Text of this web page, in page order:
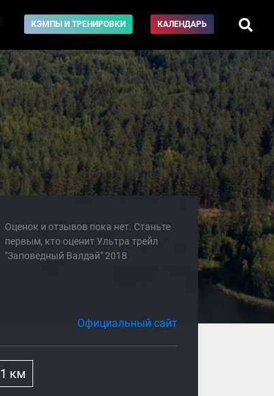
КЭМПЫ И ТРЕНИРОВКИ КАЛЕНДАРЬ
Оценок и отзывов пока нет. Станьте
первым, кто оценит Ультра трейл
"Заповедный Валдай" 2018
Официальный сайт
1 км